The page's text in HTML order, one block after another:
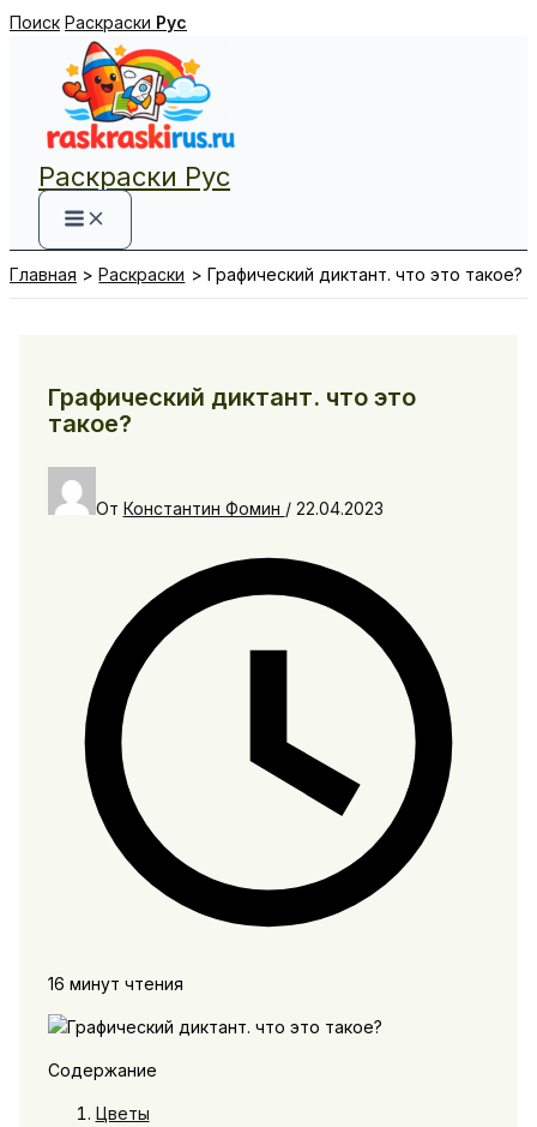
Перейти
содержимому
Поиск Раскраски Рус
Раскраски Рус
Главная Раскраски Графический диктант. что это такое?
Графический диктант. что это
такое?
От Константин Фомин / 22.04.2023
16 минут чтения
Содержание
Цветы